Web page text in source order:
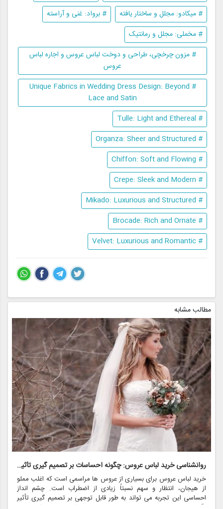
# میکادو: مجلل و ساختار یافته
# برواد: غنی و آراسته
# مخملی: مجلل و رمانتیک
# مزون چرخچی، طراحی و دوخت لباس عروس و اجاره لباس
عروس
# Unique Fabrics in Wedding Dress Design: Beyond
Lace and Satin
# Tulle: Light and Ethereal
# Organza: Sheer and Structured
# Chiffon: Soft and Flowing
# Crepe: Sleek and Modern
# Mikado: Luxurious and Structured
# Brocade: Rich and Ornate
# Velvet: Luxurious and Romantic
مطالب مشابه
روانشناسی خرید لباس عروس: چگونه احساسات بر تصمیم گیری تأثیر می گذارد
خرید لباس عروس برای بسیاری از عروس ها مراسمی است که اغلب مملو
از هیجان، انتظار و سهم نسبتاً زیادی از اضطراب است. چشم انداز
احساسی این تجربه می تواند به طور قابل توجهی بر تصمیم گیری تأثیر